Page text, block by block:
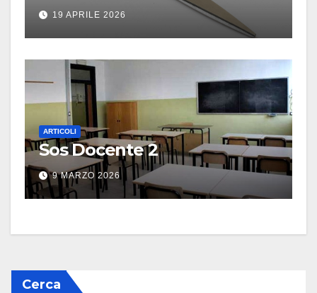
19 APRILE 2026
ARTICOLI
Sos Docente 2
9 MARZO 2026
Cerca